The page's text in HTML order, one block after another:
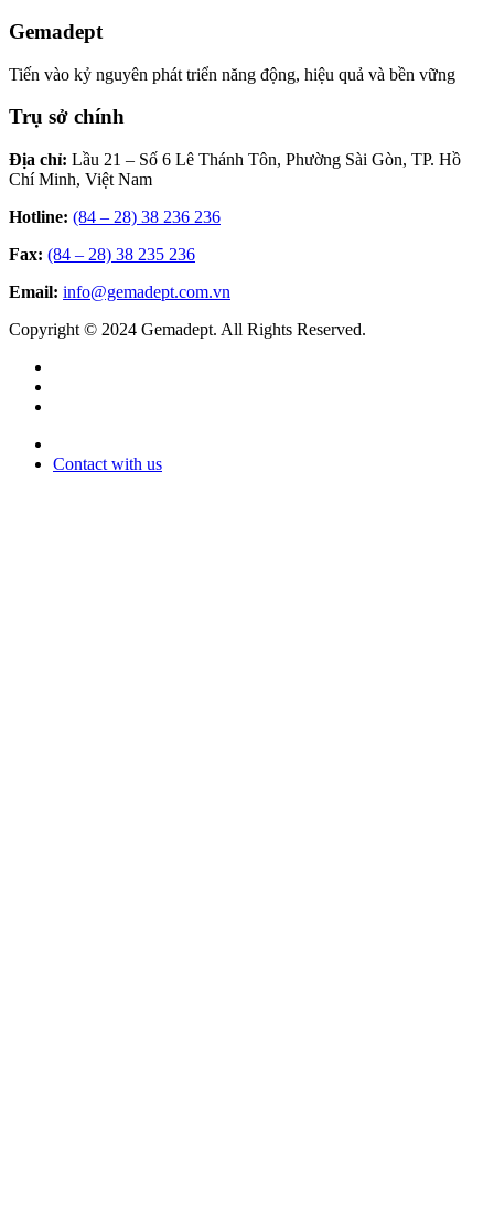
Gemadept
Tiến vào kỷ nguyên phát triển năng động, hiệu quả và bền vững
Trụ sở chính
Địa chỉ: Lầu 21 – Số 6 Lê Thánh Tôn, Phường Sài Gòn, TP. Hồ
Chí Minh, Việt Nam
Hotline: (84 – 28) 38 236 236
Fax: (84 – 28) 38 235 236
Email: info@gemadept.com.vn
Copyright © 2024 Gemadept. All Rights Reserved.
Contact with us